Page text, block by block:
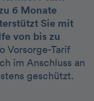
6 Monate
Sie mit
von bis zu
Vorsorge-Tarif
im Anschluss an
geschützt.